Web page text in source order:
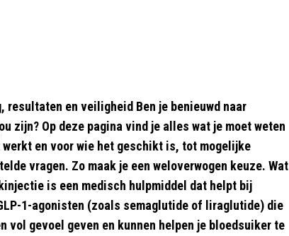
en veiligheid Ben je benieuwd naar
zijn? Op deze pagina vind je alles wat je moet weten
en voor wie het geschikt is, tot mogelijke
vragen. Zo maak je een weloverwogen keuze. Wat
is een medisch hulpmiddel dat helpt bij
1-agonisten (zoals semaglutide of liraglutide) die
vol gevoel geven en kunnen helpen je bloedsuiker te